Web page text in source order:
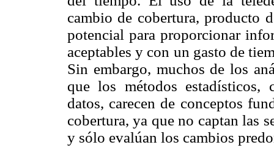
cambio de cobertura, producto
potencial para proporcionar
aceptables y con un gasto de
Sin embargo, muchos de los
que los métodos estadísticos,
datos, carecen de conceptos
cobertura, ya que no captan las
y sólo evalúan los cambios